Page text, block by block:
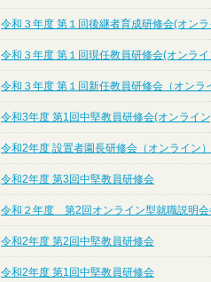
令和３年度 第１回後継者育成研修会(オン
令和３年度 第１回現任教員研修会(オンラ
令和３年度 第１回新任教員研修会（オンラ
令和3年度 第1回中堅教員研修会(オンライ
令和2年度 設置者園長研修会（オンライン）
令和2年度 第3回中堅教員研修会
令和２年度 第2回オンライン型就職説明会
令和2年度 第2回中堅教員研修会
令和2年度 第1回中堅教員研修会